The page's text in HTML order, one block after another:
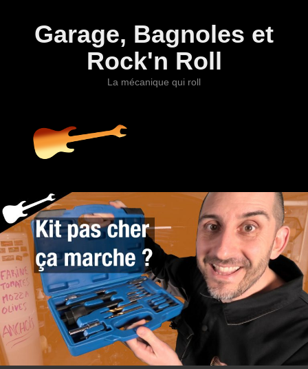
Garage, Bagnoles et
Rock'n Roll
La mécanique qui roll